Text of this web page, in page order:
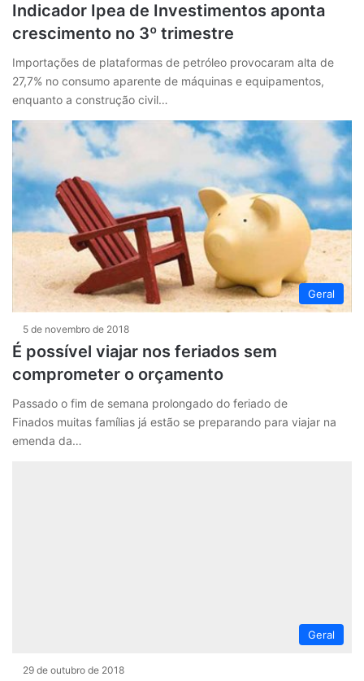
Indicador Ipea de Investimentos aponta
crescimento no 3º trimestre
Importações de plataformas de petróleo provocaram alta de
27,7% no consumo aparente de máquinas e equipamentos,
enquanto a construção civil…
Geral
5 de novembro de 2018
É possível viajar nos feriados sem
comprometer o orçamento
Passado o fim de semana prolongado do feriado de
Finados muitas famílias já estão se preparando para viajar na
emenda da…
Geral
29 de outubro de 2018